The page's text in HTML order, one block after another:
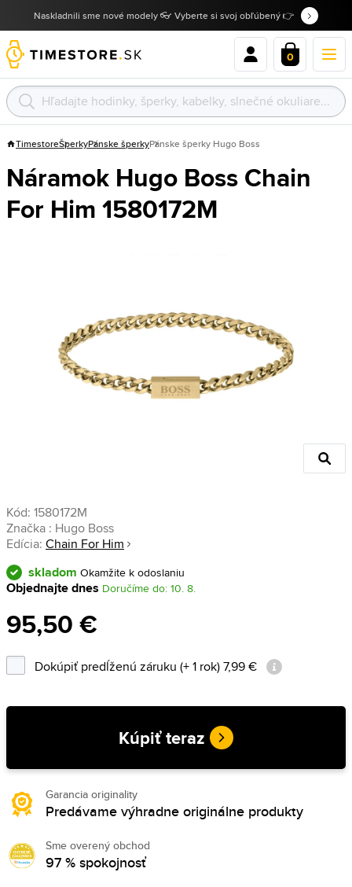
Naskladnili sme nové modely 👓 Vyberte si svoj obľúbený 👉
0
TimestoreŠperkyPánske šperkyPánske šperky Hugo Boss
Náramok Hugo Boss Chain
For Him 1580172M
Kód: 1580172M
Značka : Hugo Boss
Edícia: Chain For Him
skladom Okamžite k odoslaniu
Objednajte dnes Doručíme do: 10. 8.
95,50 €
Dokúpiť predĺženú záruku (+ 1 rok) 7,99 €
Kúpiť teraz
Garancia originality
Predávame výhradne originálne produkty
Sme overený obchod
97 % spokojnosť